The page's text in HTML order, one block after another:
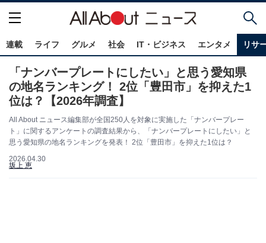
連載 ライフ グルメ 社会 IT・ビジネス エンタメ リサ
「ナンバープレートにしたい」と思う愛知県
の地名ランキング！ 2位「豊田市」を抑えた1
位は？【2026年調査】
All About ニュース編集部が全国250人を対象に実施した「ナンバープレー
ト」に関するアンケートの調査結果から、「ナンバープレートにしたい」と
思う愛知県の地名ランキングを発表！ 2位「豊田市」を抑えた1位は？
2026.04.30
坂上 恵